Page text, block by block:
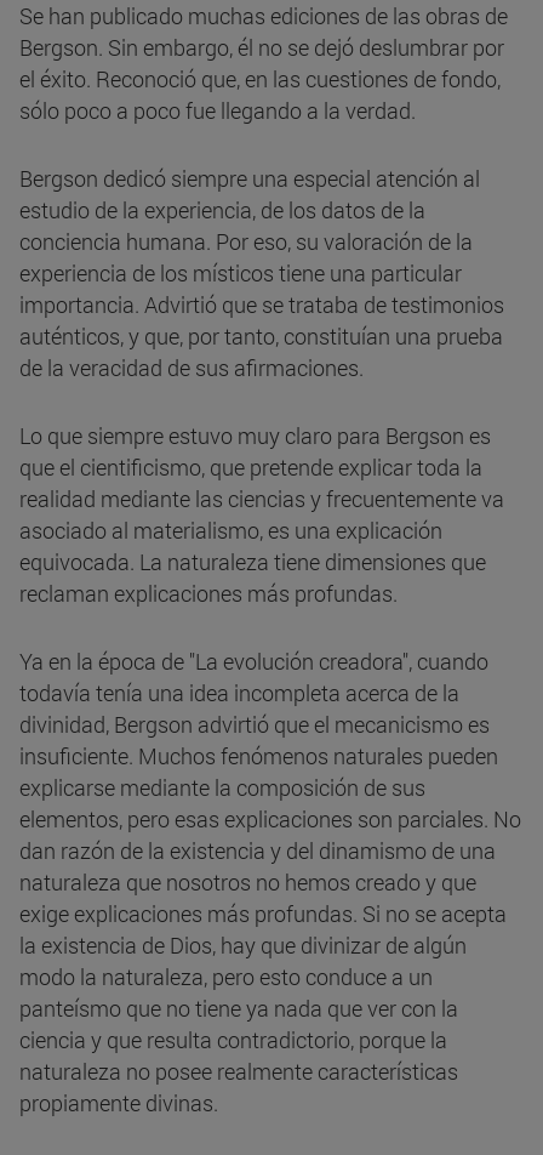
Se han publicado muchas ediciones de las obras de
Bergson. Sin embargo, él no se dejó deslumbrar por
el éxito. Reconoció que, en las cuestiones de fondo,
sólo poco a poco fue llegando a la verdad.
Bergson dedicó siempre una especial atención al
estudio de la experiencia, de los datos de la
conciencia humana. Por eso, su valoración de la
experiencia de los místicos tiene una particular
importancia. Advirtió que se trataba de testimonios
auténticos, y que, por tanto, constituían una prueba
de la veracidad de sus afirmaciones.
Lo que siempre estuvo muy claro para Bergson es
que el cientificismo, que pretende explicar toda la
realidad mediante las ciencias y frecuentemente va
asociado al materialismo, es una explicación
equivocada. La naturaleza tiene dimensiones que
reclaman explicaciones más profundas.
Ya en la época de "La evolución creadora", cuando
todavía tenía una idea incompleta acerca de la
divinidad, Bergson advirtió que el mecanicismo es
insuficiente. Muchos fenómenos naturales pueden
explicarse mediante la composición de sus
elementos, pero esas explicaciones son parciales. No
dan razón de la existencia y del dinamismo de una
naturaleza que nosotros no hemos creado y que
exige explicaciones más profundas. Si no se acepta
la existencia de Dios, hay que divinizar de algún
modo la naturaleza, pero esto conduce a un
panteísmo que no tiene ya nada que ver con la
ciencia y que resulta contradictorio, porque la
naturaleza no posee realmente características
propiamente divinas.